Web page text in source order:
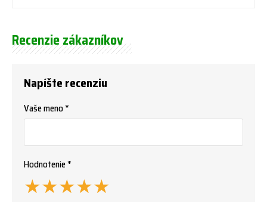
Recenzie zákazníkov
Napíšte recenziu
Vaše meno *
Hodnotenie *
★
★
★
★
★